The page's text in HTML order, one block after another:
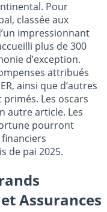
Pour
classée aux
impressionnant
plus de 300
d’exception.
attribués
ainsi que d’autres
Les oscars
autre article. Les
pourront
de pai 2025.
Assurances